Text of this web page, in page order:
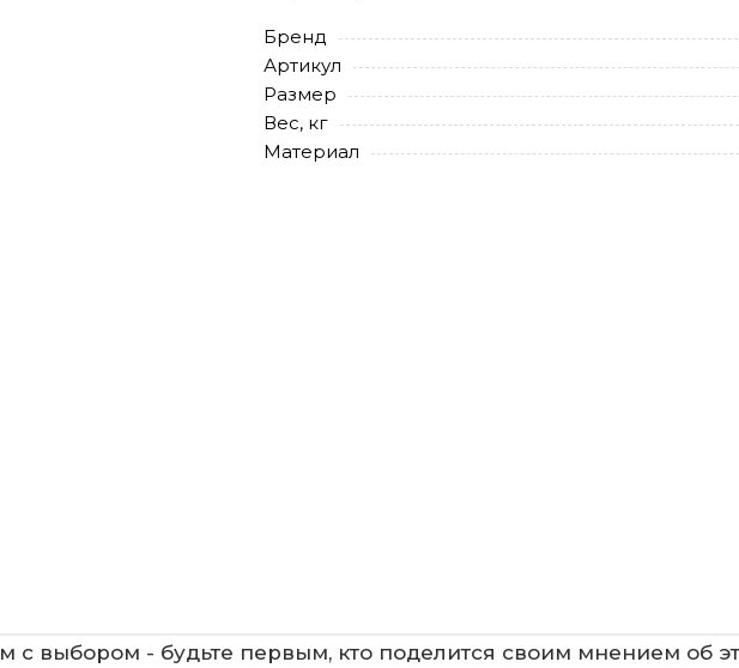
Бренд
Артикул
Размер
Вес, кг
Материал
с выбором - будьте первым, кто поделится своим мнением об